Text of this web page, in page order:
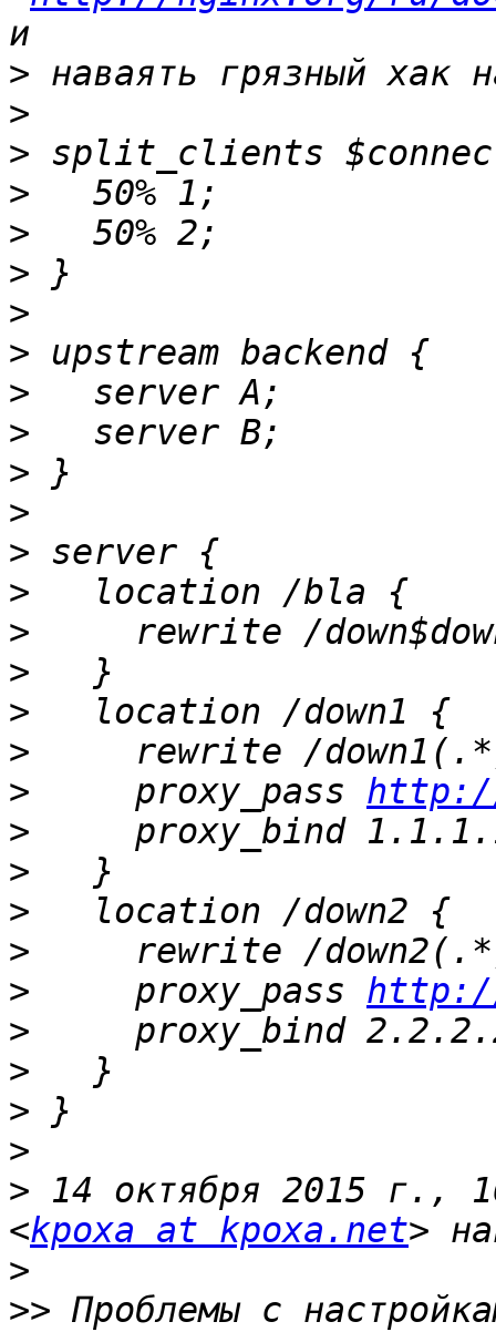
>
>
>
>
>
>
>
>
>
>
>
>
>
>
>
>
>
>
>
     proxy_pass
>
>
>
>
>
     proxy_pass
>
>
>
>
> 14 октября 2015 г.,
<kpoxa at kpoxa.net
>
>> Проблемы с